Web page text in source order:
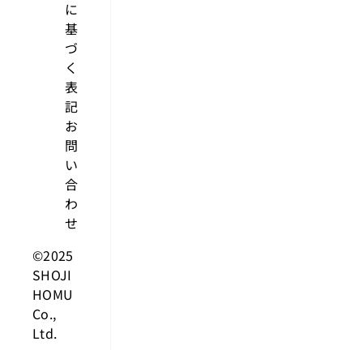
に
基
づ
く
表
記
お
問
い
合
わ
せ
©2025
SHOJI
HOMU
Co.,
Ltd.